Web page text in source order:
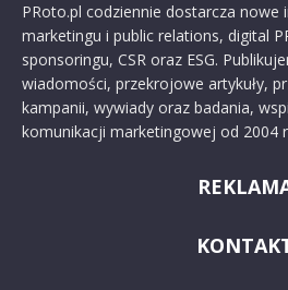
PRoto.pl codziennie dostarcza nowe
marketingu i public relations, digital
sponsoringu, CSR oraz ESG.
wiadomości, przekrojowe artykuły,
kampanii, wywiady oraz badania,
komunikacji marketingowej od 2004